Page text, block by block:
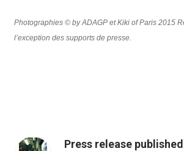
Photographies © by ADAGP et Kiki of Paris 2015
l’exception des supports de presse.
Press release